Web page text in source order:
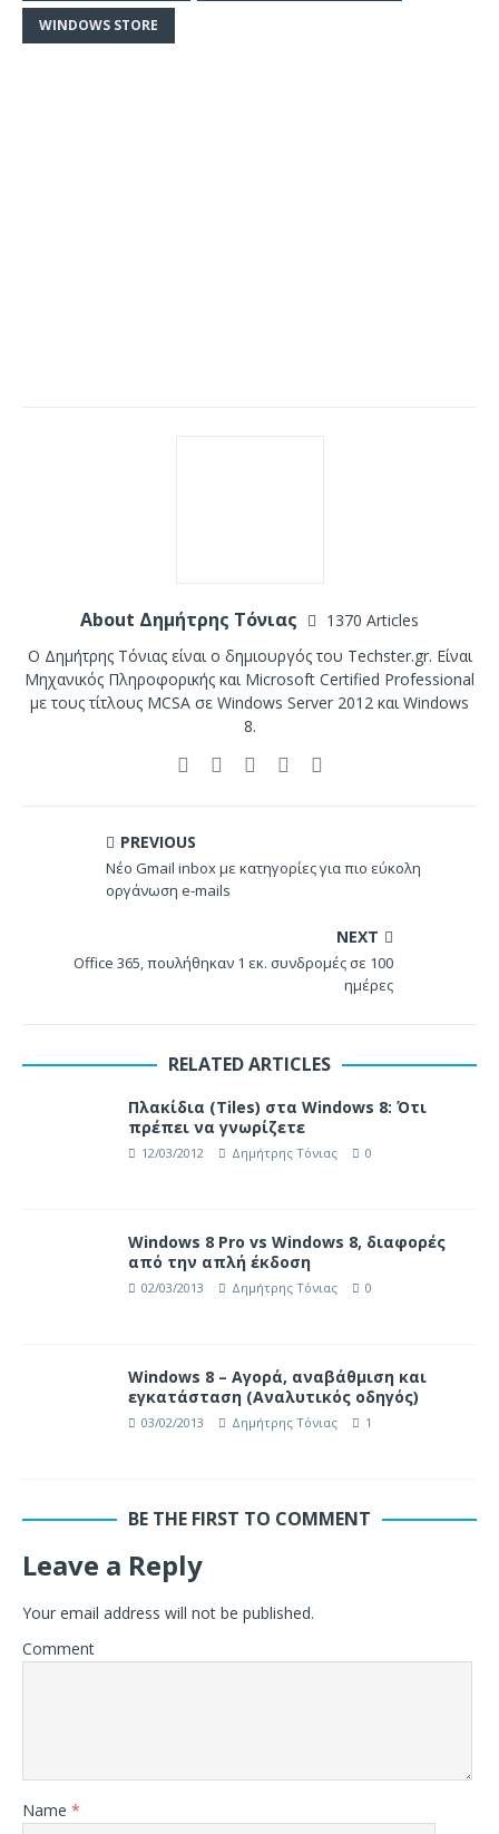
WINDOWS STORE
About Δημήτρης Τόνιας
1370 Articles
Ο Δημήτρης Τόνιας είναι ο δημιουργός του Techster.gr. Είναι
Μηχανικός Πληροφορικής και Microsoft Certified Professional
με τους τίτλους MCSA σε Windows Server 2012 και Windows
8.
PREVIOUS
Νέο Gmail inbox με κατηγορίες για πιο εύκολη
οργάνωση e-mails
NEXT
Office 365, πουλήθηκαν 1 εκ. συνδρομές σε 100
ημέρες
RELATED ARTICLES
Πλακίδια (Tiles) στα Windows 8: Ότι
πρέπει να γνωρίζετε
12/03/2012 Δημήτρης Τόνιας 0
Windows 8 Pro vs Windows 8, διαφορές
από την απλή έκδοση
02/03/2013 Δημήτρης Τόνιας 0
Windows 8 – Αγορά, αναβάθμιση και
εγκατάσταση (Αναλυτικός οδηγός)
03/02/2013 Δημήτρης Τόνιας 1
BE THE FIRST TO COMMENT
Leave a Reply
Your email address will not be published.
Comment
Name *